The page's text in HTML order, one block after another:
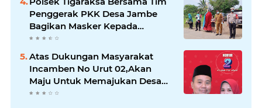
Penggerak PKK Desa Jambe
Bagikan Masker Kepada
Pengguna Jalan
Atas Dukungan Masyarakat
Incamben No Urut 02,Akan
Maju Untuk Memajukan Desa
Tegal Kunir Kidul